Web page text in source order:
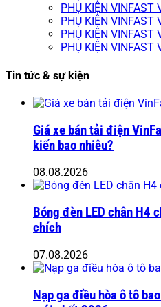
PHỤ KIỆN VINFAST
PHỤ KIỆN VINFAST
PHỤ KIỆN VINFAST
PHỤ KIỆN VINFAST
Tin tức & sự kiện
Giá xe bán tải điện
kiến bao nhiêu?
08.08.2026
Bóng đèn LED chân H4
chích
07.08.2026
Nạp ga điều hòa ô tô